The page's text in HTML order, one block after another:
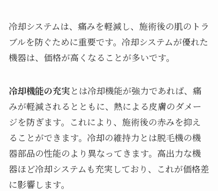
冷却システムは、痛みを軽減し、施術後の肌のトラ
ブルを防ぐために重要です。冷却システムが優れた
機器は、価格が高くなることが多いです。
冷却機能の充実とは冷却機能が強力であれば、痛
みが軽減されるとともに、熱による皮膚のダメー
ジを防ぎます。これにより、施術後の赤みを抑え
ることができます。冷却の維持力とは脱毛機の機
器部品の性能のより異なってきます。高出力な機
器ほど冷却システムも充実しており、これが価格差
に影響します。